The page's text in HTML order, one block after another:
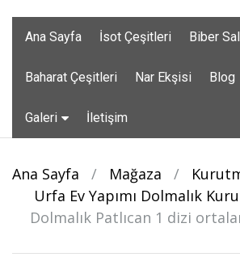
Ana Sayfa İsot Çeşitleri Biber
Baharat Çeşitleri Nar Ekşisi Blog
Galeri İletişim
Ana Sayfa / Mağaza /
Urfa Ev Yapımı Dolmalık
Dolmalık Patlıcan 1 dizi